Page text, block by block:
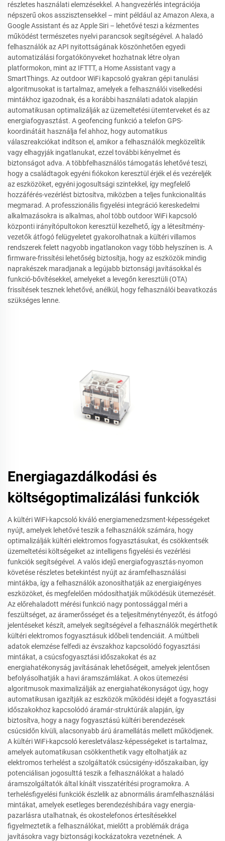
részletes használati elemzésekkel. A hangvezérlés integrációja
népszerű okos asszisztensekkel – mint például az Amazon Alexa, a
Google Assistant és az Apple Siri – lehetővé teszi a kézmentes
működést természetes nyelvi parancsok segítségével. A haladó
felhasználók az API nyitottságának köszönhetően egyedi
automatizálási forgatókönyveket hozhatnak létre olyan
platformokon, mint az IFTTT, a Home Assistant vagy a
SmartThings. Az outdoor WiFi kapcsoló gyakran gépi tanulási
algoritmusokat is tartalmaz, amelyek a felhasználói viselkedési
mintákhoz igazodnak, és a korábbi használati adatok alapján
automatikusan optimalizálják az üzemeltetési ütemterveket és az
energiafogyasztást. A geofencing funkció a telefon GPS-
koordinátáit használja fel ahhoz, hogy automatikus
válaszreakciókat indítson el, amikor a felhasználók megközelítik
vagy elhagyják ingatlanukat, ezzel további kényelmet és
biztonságot adva. A többfelhasználós támogatás lehetővé teszi,
hogy a családtagok egyéni fiókokon keresztül érjék el és vezéreljék
az eszközöket, egyéni jogosultsági szintekkel, így megfelelő
hozzáférés-vezérlést biztosítva, miközben a teljes funkcionalitás
megmarad. A professzionális figyelési integráció kereskedelmi
alkalmazásokra is alkalmas, ahol több outdoor WiFi kapcsoló
központi irányítópultokon keresztül kezelhető, így a létesítmény-
vezetők átfogó felügyeletet gyakorolhatnak a kültéri villamos
rendszerek felett nagyobb ingatlanokon vagy több helyszínen is. A
firmware-frissítési lehetőség biztosítja, hogy az eszközök mindig
naprakészek maradjanak a legújabb biztonsági javításokkal és
funkció-bővítésekkel, amelyeket a levegőn keresztüli (OTA)
frissítések tesznek lehetővé, anélkül, hogy felhasználói beavatkozás
szükséges lenne.
Energiagazdálkodási és
költségoptimalizálási funkciók
A kültéri WiFi-kapcsoló kiváló energiamenedzsment-képességeket
nyújt, amelyek lehetővé teszik a felhasználók számára, hogy
optimalizálják kültéri elektromos fogyasztásukat, és csökkentsék
üzemeltetési költségeiket az intelligens figyelési és vezérlési
funkciók segítségével. A valós idejű energiafogyasztás-nyomon
követése részletes betekintést nyújt az áramfelhasználási
mintákba, így a felhasználók azonosíthatják az energiaigényes
eszközöket, és megfelelően módosíthatják működésük ütemezését.
Az előrehaladott mérési funkció nagy pontossággal méri a
feszültséget, az áramerősséget és a teljesítménytényezőt, és átfogó
jelentéseket készít, amelyek segítségével a felhasználók megérthetik
kültéri elektromos fogyasztásuk időbeli tendenciáit. A múltbeli
adatok elemzése felfedi az évszakhoz kapcsolódó fogyasztási
mintákat, a csúcsfogyasztási időszakokat és az
energiahatékonyság javításának lehetőségeit, amelyek jelentősen
befolyásolhatják a havi áramszámlákat. A okos ütemezési
algoritmusok maximalizálják az energiahatékonyságot úgy, hogy
automatikusan igazítják az eszközök működési idejét a fogyasztási
időszakokhoz kapcsolódó áramár-struktúrák alapján, így
biztosítva, hogy a nagy fogyasztású kültéri berendezések
csúcsidőn kívüli, alacsonyabb árú áramellátás mellett működjenek.
A kültéri WiFi-kapcsoló keresletválasz-képességeket is tartalmaz,
amelyek automatikusan csökkenthetik vagy eltolhatják az
elektromos terhelést a szolgáltatók csúcsigény-időszakaiban, így
potenciálisan jogosulttá teszik a felhasználókat a haladó
áramszolgáltatók által kínált visszatérítési programokra. A
terhelésfigyelési funkciók észlelik az abnormális áramfelhasználási
mintákat, amelyek esetleges berendezéshibára vagy energia-
pazarlásra utalhatnak, és okostelefonos értesítésekkel
figyelmeztetik a felhasználókat, mielőtt a problémák drága
javításokra vagy biztonsági kockázatokra vezetnének. A